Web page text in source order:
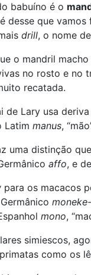
babuíno é o
desse que
drill, o nome
o mandril
no rosto e no
recatada.
de Lary usa
Latim manus,
uma distinção
affo, e
para os macacos
moneke-
mono,
simiescos,
como os